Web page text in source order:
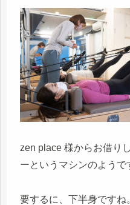
zen place 様からお借り
ーというマシンのようで
要するに、下半身ですね